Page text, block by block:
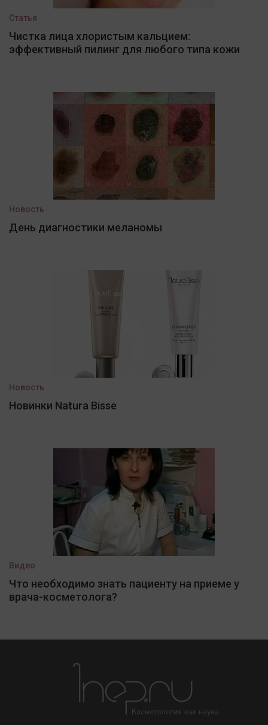
Статья
Чистка лица хлористым кальцием:
эффективный пилинг для любого типа кожи
Новость
День диагностики меланомы
Новость
Новинки Natura Bisse
Видео
Что необходимо знать пациенту на приеме у
врача-косметолога?